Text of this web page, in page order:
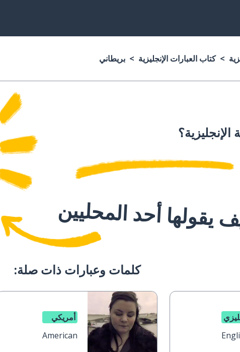
كتاب العبارات الإنجليزية بريطاني
الإنجليزية؟
يقولها أحد المحليين
كلمات وعبارات ذات صلة:
أمريكي
American